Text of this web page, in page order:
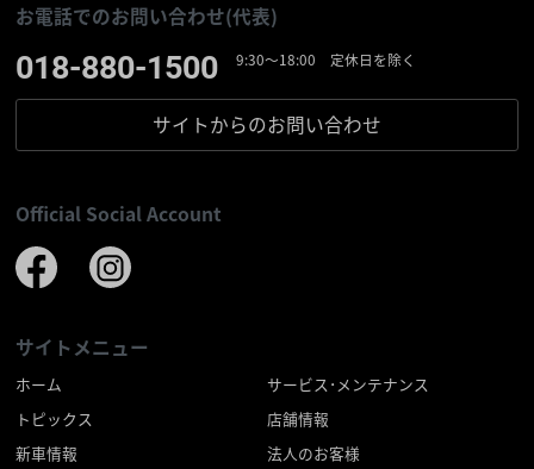
お電話でのお問い合わせ(代表)
018-880-1500 9:30〜18:00 定休日を除く
サイトからのお問い合わせ
Official Social Account
サイトメニュー
ホーム
トピックス
新車情報
サービス･メンテナンス
店舗情報
法人のお客様